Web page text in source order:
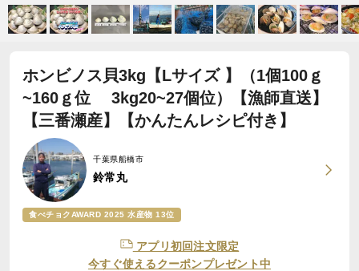
ホンビノス貝3kg【Lサイズ 】（1個100ｇ
~160ｇ位 3kg20~27個位）【漁師直送】
【三番瀬産】【かんたんレシピ付き】
千葉県船橋市
鈴常丸
食べチョクAWARD 2025 水産物 13位
アプリ初回注文限定
今すぐ使えるクーポンプレゼント中